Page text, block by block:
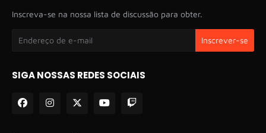
Inscreva-se na nossa lista de discussão para obter.
SIGA NOSSAS REDES SOCIAIS